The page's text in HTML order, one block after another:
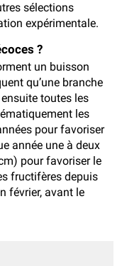
sélections
expérimentale.
?
un buisson
qu’une branche
toutes les
les
pour favoriser
année une à deux
pour favoriser le
fructifères depuis
février, avant le